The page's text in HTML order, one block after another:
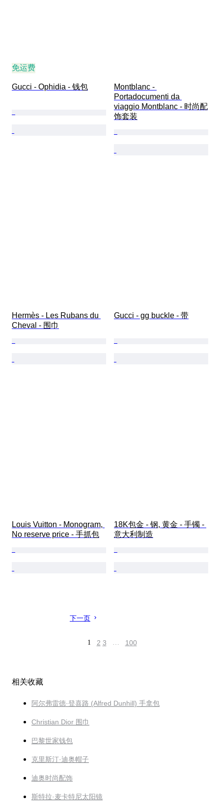
免运费
Gucci - Ophidia - 钱包
Montblanc -
Portadocumenti da
viaggio Montblanc - 时尚配
饰套装
Hermès - Les Rubans du
Cheval - 围巾
Gucci - gg buckle - 带
Louis Vuitton - Monogram,
No reserve price - 手抓包
18K包金 - 钢, 黄金 - 手镯 -
意大利制造
下一页
1 2 3 … 100
相关收藏
阿尔弗雷德·登喜路 (Alfred Dunhill) 手拿包
Christian Dior 围巾
巴黎世家钱包
克里斯汀·迪奥帽子
迪奥时尚配饰
斯特拉·麦卡特尼太阳镜